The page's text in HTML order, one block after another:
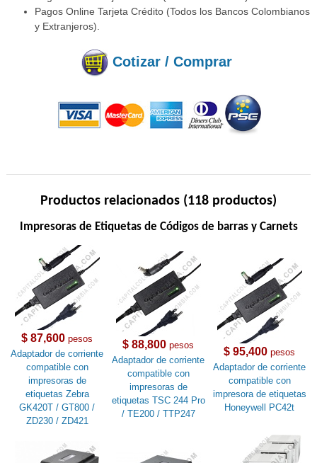
Pagos Online Tarjeta Crédito (Todos los Bancos Colombianos
y Extranjeros).
Cotizar / Comprar
Productos relacionados (118 productos)
Impresoras de Etiquetas de Códigos de barras y Carnets
$ 87,600 pesos
Adaptador de corriente
compatible con
impresoras de
etiquetas Zebra
GK420T / GT800 /
ZD230 / ZD421
$ 88,800 pesos
Adaptador de corriente
compatible con
impresoras de
etiquetas TSC 244 Pro
/ TE200 / TTP247
$ 95,400 pesos
Adaptador de corriente
compatible con
impresora de etiquetas
Honeywell PC42t